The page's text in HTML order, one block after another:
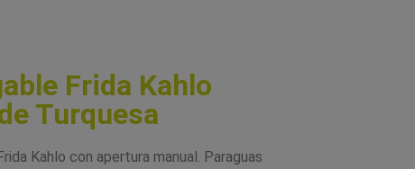
Frida Kahlo
Turquesa
Kahlo con apertura manual. Paraguas